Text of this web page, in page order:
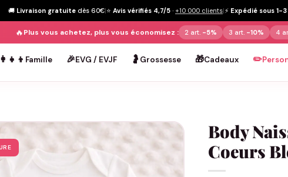
🚚 Livraison gratuite dès 60€|⭐ Avis vérifiés 4,7/5 · +10 000 clients|⚡ Expédié sous 1-
🔥Plus vous achetez, plus vous économisez : 2 art. -5% 3 art. -10% 4
Famille 🎉EVG / EVJF 🤰 Grossesse 🎁Cadeaux ✏️
Body
Coeurs